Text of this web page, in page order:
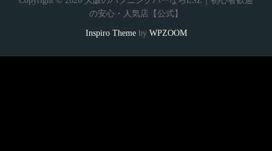
の安心・人気店【公式】
Inspiro Themeby WPZOOM